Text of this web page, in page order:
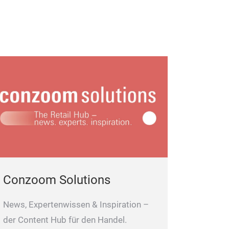
Conzoom Solutions
News, Expertenwissen & Inspiration –
der Content Hub für den Handel.